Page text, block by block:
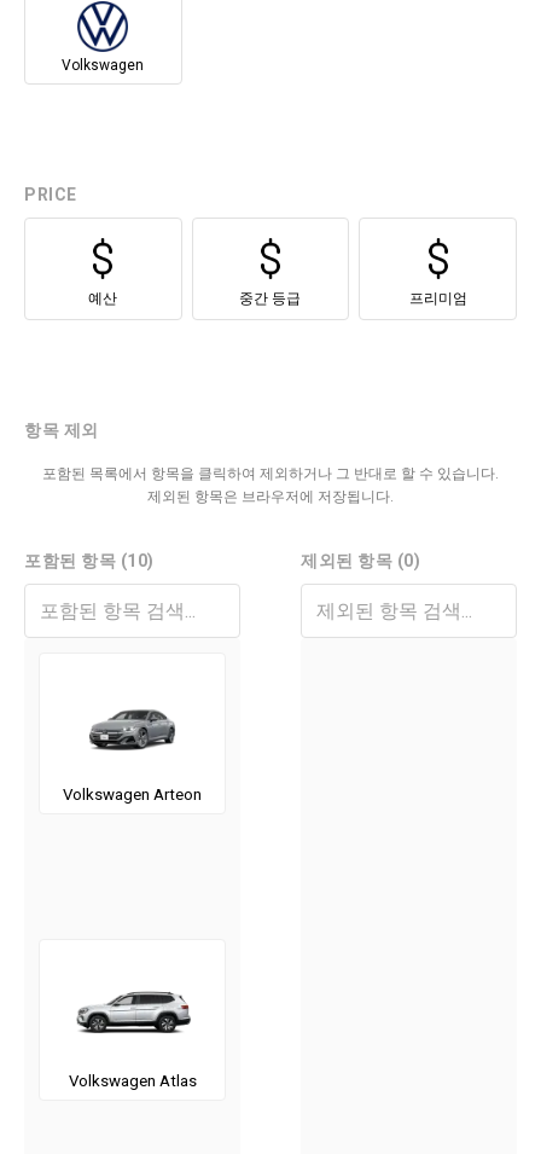
Volkswagen
PRICE
예산 중간 등급 프리미엄
항목 제외
포함된 목록에서 항목을 클릭하여 제외하거나 그 반대로 할 수 있습니다.
제외된 항목은 브라우저에 저장됩니다.
포함된 항목 (10)
Volkswagen Arteon
Volkswagen Atlas
제외된 항목 (0)